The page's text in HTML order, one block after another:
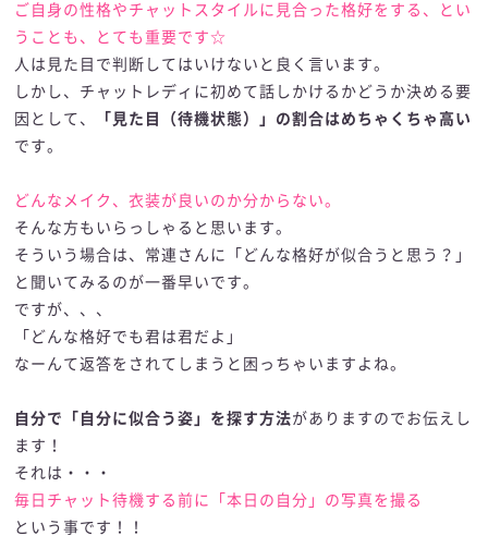
ご自身の性格やチャットスタイルに見合った格好をする、とい
うことも、とても重要です☆
人は見た目で判断してはいけないと良く言います。
しかし、チャットレディに初めて話しかけるかどうか決める要
因として、
「見た目（待機状態）」の割合はめちゃくちゃ高い
です。
どんなメイク、衣装が良いのか分からない。
そんな方もいらっしゃると思います。
そういう場合は、常連さんに「どんな格好が似合うと思う？」
と聞いてみるのが一番早いです。
ですが、、、
「どんな格好でも君は君だよ」
なーんて返答をされてしまうと困っちゃいますよね。
自分で「自分に似合う姿」を探す方法がありますのでお伝えし
ます！
それは・・・
毎日チャット待機する前に「本日の自分」の写真を撮る
という事です！！